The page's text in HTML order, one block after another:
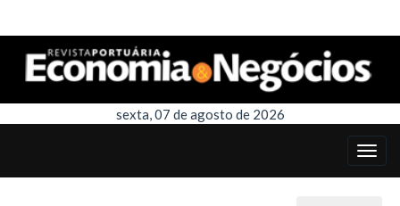
sexta, 07 de agosto de 2026